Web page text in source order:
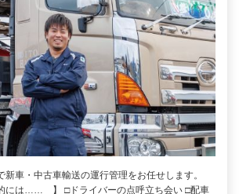
新車・中古車輸送の運行管理をお任せします。
には…… 】 □ドライバーの点呼立ち会い □配車